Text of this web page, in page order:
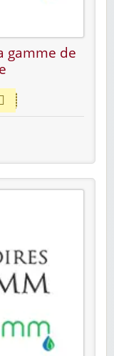
gamme de